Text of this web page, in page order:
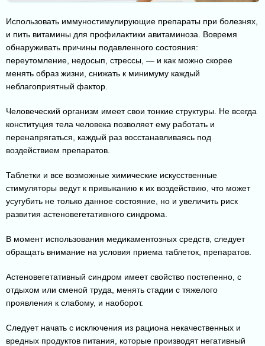
Использовать иммуностимулирующие препараты при болезнях,
и пить витамины для профилактики авитаминоза. Вовремя
обнаруживать причины подавленного состояния:
переутомление, недосып, стрессы, — и как можно скорее
менять образ жизни, снижать к минимуму каждый
неблагоприятный фактор.
Человеческий организм имеет свои тонкие структуры. Не всегда
конституция тела человека позволяет ему работать и
перенапрягаться, каждый раз восстанавливаясь под
воздействием препаратов.
Таблетки и все возможные химические искусственные
стимуляторы ведут к привыканию к их воздействию, что может
усугубить не только данное состояние, но и увеличить риск
развития астеновегетативного синдрома.
В момент использования медикаментозных средств, следует
обращать внимание на условия приема таблеток, препаратов.
Астеновегетативный синдром имеет свойство постепенно, с
отдыхом или сменой труда, менять стадии с тяжелого
проявления к слабому, и наоборот.
Следует начать с исключения из рациона некачественных и
вредных продуктов питания, которые производят негативный